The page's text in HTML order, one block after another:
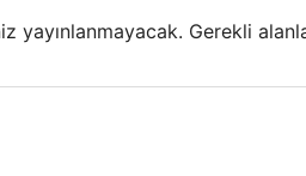
yayınlanmayacak. Gerekli